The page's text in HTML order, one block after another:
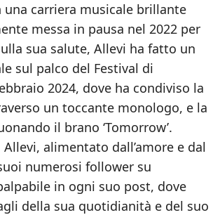
una carriera musicale brillante
messa in pausa nel 2022 per
sua salute, Allevi ha fatto un
sul palco del Festival di
2024, dove ha condiviso la
un toccante monologo, e la
il brano ‘Tomorrow’.
Allevi, alimentato dall’amore e dal
numerosi follower su
in ogni suo post, dove
della sua quotidianità e del suo